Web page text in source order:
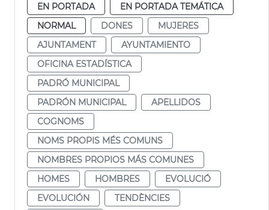
EN PORTADA
EN PORTADA TEMÁTICA
NORMAL
DONES
MUJERES
AJUNTAMENT
AYUNTAMIENTO
OFICINA ESTADÍSTICA
PADRÓ MUNICIPAL
PADRÓN MUNICIPAL
APELLIDOS
COGNOMS
NOMS PROPIS MÉS COMUNS
NOMBRES PROPIOS MÁS COMUNES
HOMES
HOMBRES
EVOLUCIÓ
EVOLUCIÓN
TENDÈNCIES